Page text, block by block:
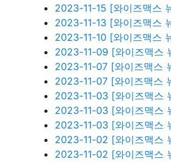
2023-11-15 [와이즈맥스
2023-11-13 [와이즈맥스
2023-11-10 [와이즈맥스
2023-11-09 [와이즈맥스
2023-11-07 [와이즈맥스
2023-11-07 [와이즈맥스
2023-11-03 [와이즈맥스
2023-11-03 [와이즈맥스
2023-11-03 [와이즈맥스
2023-11-02 [와이즈맥스
2023-11-02 [와이즈맥스